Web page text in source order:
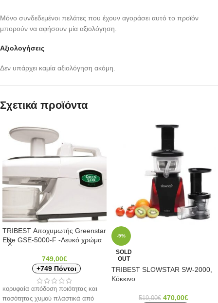
Αξιολογήσεις
Δεν υπάρχει καμία αξιολόγηση ακόμη.
Μόνο συνδεδεμένοι πελάτες που έχουν αγοράσει αυτό το προϊόν
μπορούν να αφήσουν μία αξιολόγηση.
Σχετικά προϊόντα
TRIBEST Αποχυμωτής Greenstar
Elite GSE-5000-F -Λευκό χρώμα
749,00€
+749 Πόντοι
κορυφαία απόδοση ποιότητας και
ποσότητας χυμού πλαστικά από
-9%
SOLD
OUT
TRIBEST SLOWSTAR SW-2000,
Κόκκινο
519,00€ 470,00€